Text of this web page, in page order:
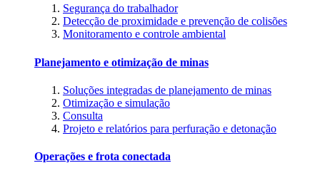
Segurança do trabalhador
Detecção de proximidade e prevenção de colisões
Monitoramento e controle ambiental
Planejamento e otimização de minas
Soluções integradas de planejamento de minas
Otimização e simulação
Consulta
Projeto e relatórios para perfuração e detonação
Operações e frota conectada